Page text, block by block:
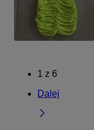
1 z 6
Dalej